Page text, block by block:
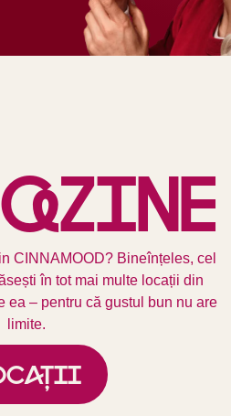
azine
CINNAMOOD? Bineînțeles, cel
în tot mai multe locații din
ea – pentru că gustul bun nu are
limite.